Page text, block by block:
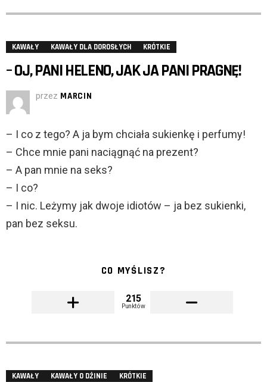
KAWAŁY KAWAŁY DLA DOROSŁYCH KRÓTKIE
– OJ, PANI HELENO, JAK JA PANI PRAGNĘ!
przez MARCIN
– I co z tego? A ja bym chciała sukienkę i perfumy!
– Chce mnie pani naciągnąć na prezent?
– A pan mnie na seks?
– I co?
– I nic. Leżymy jak dwoje idiotów – ja bez sukienki,
pan bez seksu.
CO MYŚLISZ?
215
Punktów
KAWAŁY KAWAŁY O DŻINIE KRÓTKIE